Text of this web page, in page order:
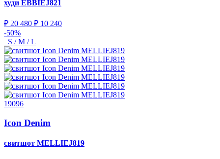
худи EBBIEJ821
₽ 20 480 ₽ 10 240
-50%
S / M / L
19096
Icon Denim
свитшот MELLIEJ819